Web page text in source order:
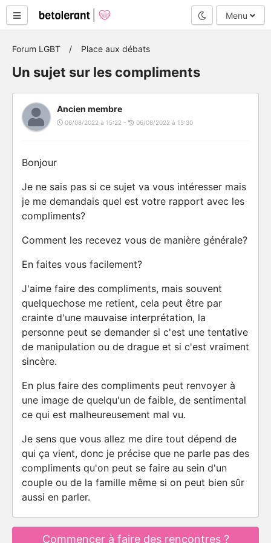
Mode nuit
Menu
Forum LGBT Place aux débats
Un sujet sur les compliments
Ancien membre
06/08/2022 à 15:22 - 06/08/2022 à 15:30
Bonjour
Je ne sais pas si ce sujet va vous intéresser mais
je me demandais quel est votre rapport avec les
compliments?
Comment les recevez vous de manière générale?
En faites vous facilement?
J'aime faire des compliments, mais souvent
quelquechose me retient, cela peut être par
crainte d'une mauvaise interprétation, la
personne peut se demander si c'est une tentative
de manipulation ou de drague et si c'est vraiment
sincère.
En plus faire des compliments peut renvoyer à
une image de quelqu'un de faible, de sentimental
ce qui est malheureusement mal vu.
Je sens que vous allez me dire tout dépend de
qui ça vient, donc je précise que ne parle pas des
compliments qu'on peut se faire au sein d'un
couple ou de la famille même si on peut bien sûr
aussi en parler.
Commencer à faire des rencontres ?